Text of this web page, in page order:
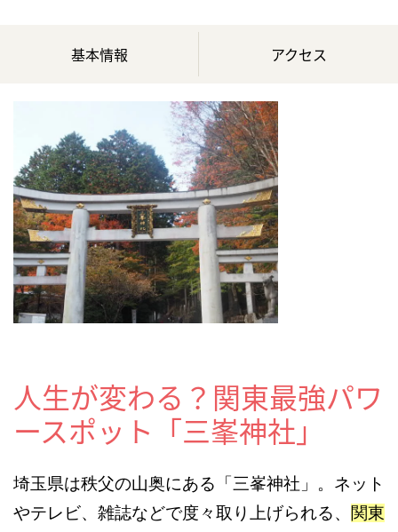
基本情報 アクセス
人生が変わる？関東最強パワ
ースポット「三峯神社」
埼玉県は秩父の山奥にある「三峯神社」。ネット
やテレビ、雑誌などで度々取り上げられる、 関東